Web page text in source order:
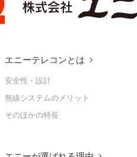
エニーテレコンとは
安全性・設計
無線システムのメリット
そのほかの特長